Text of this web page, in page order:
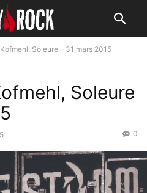
Soleure – 31 mars 2015
Soleure
0